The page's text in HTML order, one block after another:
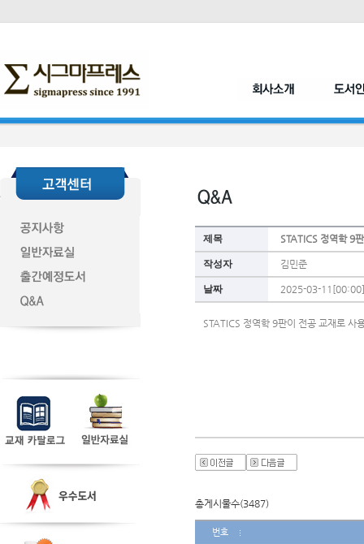
제목 STATICS 정역학 9
작성자 김민준
날짜 2025-03-11[00:00]
STATICS 정역학 9판이 전공 교재로 사
총게시물수(3487)
번호